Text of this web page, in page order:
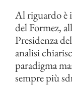
Al riguardo è
del Formez,
Presidenza
analisi
paradigma
sempre più